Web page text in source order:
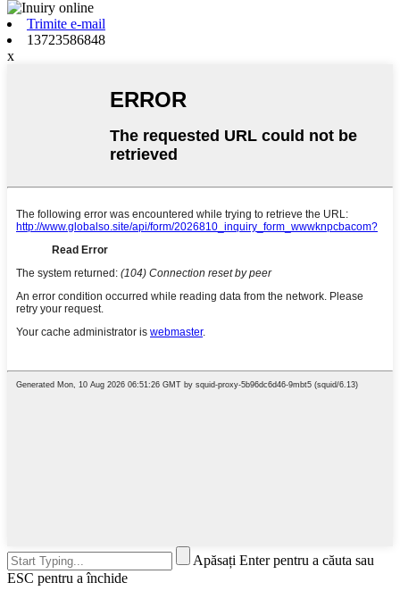
Trimite e-mail
13723586848
x
Apăsați Enter pentru a căuta sau
ESC pentru a închide